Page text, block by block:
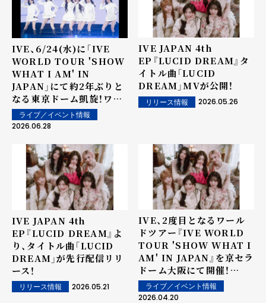
IVE、6/24(水)に「IVE
WORLD TOUR 'SHOW
WHAT I AM' IN
JAPAN」にて約2年ぶりと
なる東京ドーム凱旋！ワー
ルドツアー日本3公演で計
12.7万人動員！≪オフィシ
ライブ／イベント情報
2026.06.28
IVE JAPAN 4th
EP『LUCID DREAM』タ
イトル曲「LUCID
DREAM」MVが公開！
リリース情報 2026.05.26
IVE JAPAN 4th
EP『LUCID DREAM』よ
り、タイトル曲「LUCID
DREAM」が先行配信リリ
ース！
リリース情報 2026.05.21
IVE、2度目となるワール
ドツアー『IVE WORLD
TOUR 'SHOW WHAT I
AM' IN JAPAN』を京セラ
ドーム大阪にて開催！
JAPAN 4th EPタイトル
曲「LUCID DREAM」をい
ライブ／イベント情報
2026.04.20